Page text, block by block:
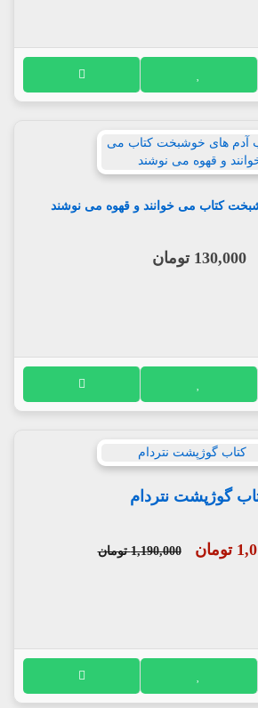
کتاب می خوانند و قهوه می نوشند
130,000 تومان
گوژپشت نتردام
1,190,000 تومان